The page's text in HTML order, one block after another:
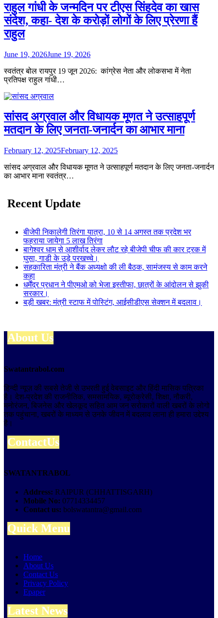
राहुल गांधी के जन्मदिन पर टीएस सिंहदेव का खास
संदेश, कहा- देश के करोड़ों लोगों के लिए प्रेरणा हैं
राहुल
June 19, 2026June 19, 2026
स्वतंत्र बोल रायपुर 19 जून 2026: कांग्रेस नेता और लोकसभा में नेता
प्रतिपक्ष राहुल गांधी…
सांसद अग्रवाल और विधायक मूणत ने उत्साहपूर्ण
मतदान के लिए जनता-जनार्दन का आभार माना
February 12, 2025February 12, 2025
सांसद अग्रवाल और विधायक मूणत ने उत्साहपूर्ण मतदान के लिए जनता-जनार्दन
का आभार माना स्वतंत्र…
Recent Update
बीजेपी निकालेगी तिरंगा यात्रा, 10 से 14 अगस्त तक प्रदेश भर
फहराया जायेगा 5 लाख तिरंगा
बागेश्वर धाम से आशीर्वाद लेकर लौट रहे बीजेपी चीफ की कार ट्रक में
घुसा, गाडी के उड़े परखच्चे।
सहकारिता मंत्री ने बैंक अध्यक्षो की ली बैठक, सामंजस्य से काम करने
कहा
धर्मेंद्र प्रधान ने पीएमओ को भेजा इस्तीफा, छात्रों के आंदोलन से झुकी
सरकार।
बड़ी खबर: मंत्री स्टाफ में पोस्टिंग, आईसीडीएस सेक्शन में बदलाव।
About Us
Swatantrabol.com
हिन्दी न्यूज़ की सबसे तेजी से उभरती हुई वेबसाइट और हिंदी मासिक पत्रिका
है। देश-प्रदेश की राजनीतिक, समसामयिक, ब्यूरोक्रेसी, शिक्षा, नौकरी,
मनोरंजन, बिजनेस और खेलकूद सहित आम जन सरोकारों वाली खबरों के लोगो
तक पहुंचाना, खबरों के माध्यम से उनके जीवन में बदलाव लाना ही हमारा उद्देश्य
है।
ContactUs
SWATANTRABOL
Address: RAIPUR (CHHATTISGARH)
Mobile No: 07714334457
Contact us: bolswatantra@gmail.com
Quick Menu
Home
About Us
Contact Us
Privacy Policy
Epaper
Latest News